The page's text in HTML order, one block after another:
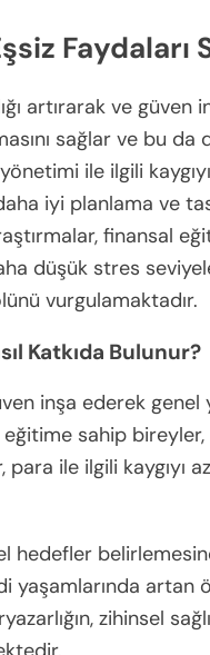
Faydaları
artırarak ve güven
sağlar ve bu da
ile ilgili
iyi planlama ve
finansal
düşük stres
vurgulamaktadır.
Katkıda Bulunur?
inşa ederek genel
sahip
ile ilgili kaygıyı
hedefler
yaşamlarında artan
zihinsel